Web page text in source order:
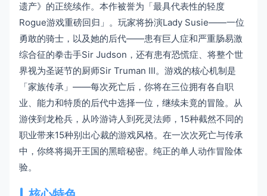
遗产》的正统续作。本作被誉为「最具代表性的轻度
Rogue游戏重磅回归」。玩家将扮演Lady Susie——一位
勇敢的骑士，以及她的后代——患有巨人症和严重肠易激
综合征的拳击手Sir Judson，还有患有恐慌症、将整个世
界视为圣诞节的厨师Sir Truman III。游戏的核心机制是
「家族传承」——每次死亡后，你将在三位拥有各自职
业、能力和特质的后代中选择一位，继续未竟的冒险。从
游侠到龙枪兵，从吟游诗人到死灵法师，15种截然不同的
职业带来15种别出心裁的游戏风格。在一次次死亡与传承
中，你终将揭开王国的黑暗秘密。纯正的单人动作冒险体
验。